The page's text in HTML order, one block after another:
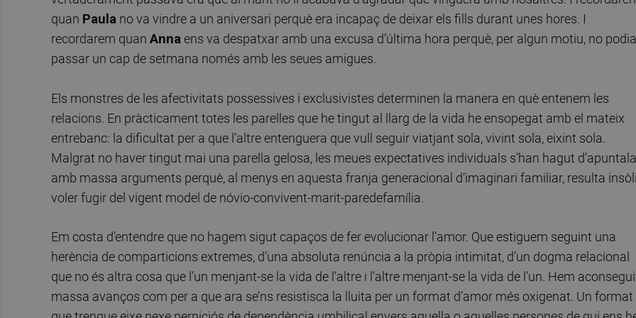
quan Paula no va vindre a un aniversari perquè era incapaç de deixar els fills durant unes hores. I
recordarem quan Anna ens va despatxar amb una excusa d’última hora perquè, per algun motiu, no podia
passar un cap de setmana només amb les seues amigues.
Els monstres de les afectivitats possessives i exclusivistes determinen la manera en què entenem les
relacions. En pràcticament totes les parelles que he tingut al llarg de la vida he ensopegat amb el mateix
entrebanc: la dificultat per a que l’altre entenguera que vull seguir viatjant sola, vivint sola, eixint sola.
Malgrat no haver tingut mai una parella gelosa, les meues expectatives individuals s’han hagut
amb massa arguments perquè, al menys en aquesta franja generacional d’imaginari familiar, resulta
voler fugir del vigent model de nóvio-convivent-marit-paredefamília.
Em costa d’entendre que no hagem sigut capaços de fer evolucionar l’amor. Que estiguem seguint una
herència de comparticions extremes, d’una absoluta renúncia a la pròpia intimitat, d’un dogma relacional
que no és altra cosa que l’un menjant-se la vida de l’altre i l’altre menjant-se la vida de l’un. Hem
massa avanços com per a que ara se’ns resistisca la lluita per un format d’amor més oxigenat. Un format